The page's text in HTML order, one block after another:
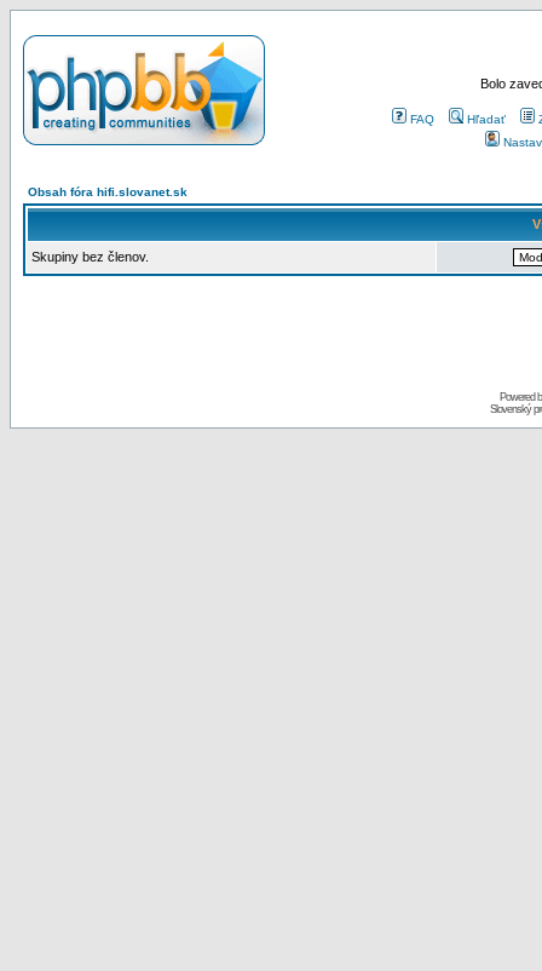
Bolo
FAQ Hľadať
Obsah fóra hifi.slovanet.sk
Skupiny bez členov.
Powered
Slovenský